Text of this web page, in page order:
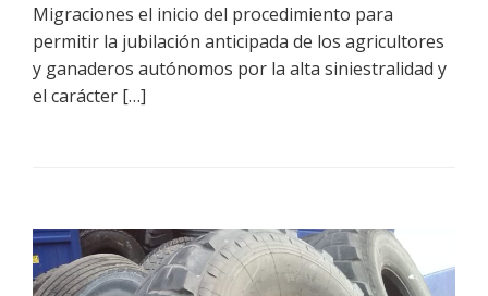
Migraciones el inicio del procedimiento para
permitir la jubilación anticipada de los agricultores
y ganaderos autónomos por la alta siniestralidad y
el carácter […]